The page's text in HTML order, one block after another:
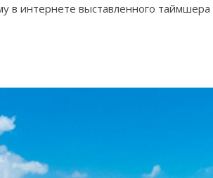
в интернете выставленного таймшера